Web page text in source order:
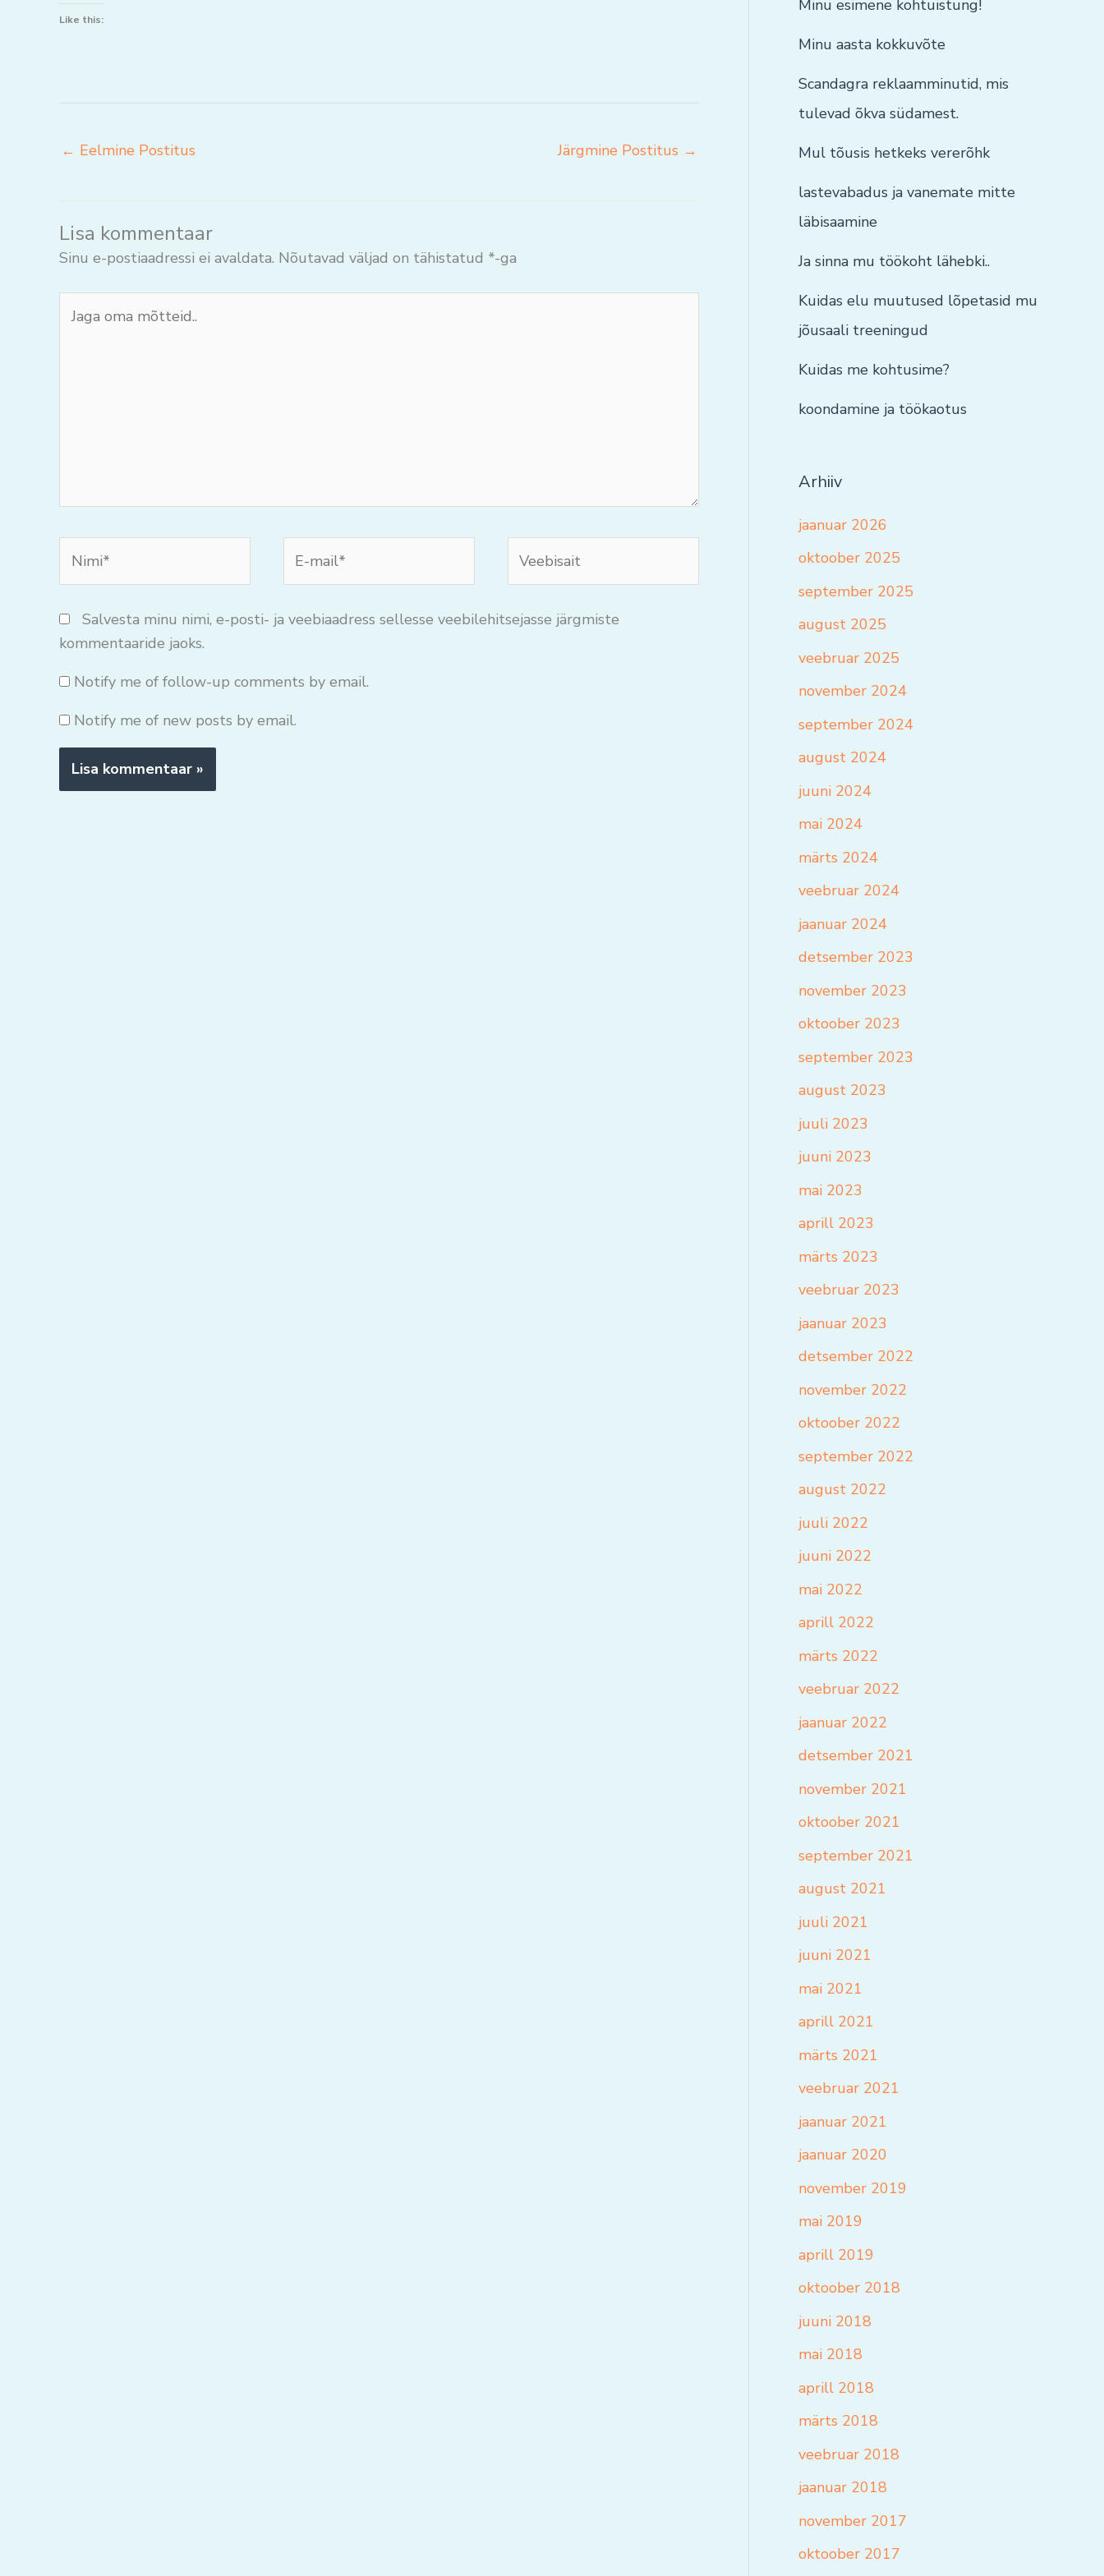
Like this:
← Eelmine Postitus Järgmine Postitus →
Lisa kommentaar
Sinu e-postiaadressi ei avaldata. Nõutavad väljad on tähistatud *-ga
oma
mail*
Salvesta minu nimi, e-posti- ja veebiaadress sellesse veebilehitsejasse järgmiste
kommentaaride jaoks.
Notify me of follow-up comments by email.
Notify me of new posts by email.
Minu esimene kohtuistung!
Minu aasta kokkuvõte
Scandagra reklaamminutid, mis
tulevad õkva südamest.
Mul tõusis hetkeks vererõhk
lastevabadus ja vanemate mitte
läbisaamine
Ja sinna mu töökoht lähebki..
Kuidas elu muutused lõpetasid mu
jõusaali treeningud
Kuidas me kohtusime?
koondamine ja töökaotus
Arhiiv
jaanuar 2026
oktoober 2025
september 2025
august 2025
veebruar 2025
november 2024
september 2024
august 2024
juuni 2024
mai 2024
märts 2024
veebruar 2024
jaanuar 2024
detsember 2023
november 2023
oktoober 2023
september 2023
august 2023
juuli 2023
juuni 2023
mai 2023
aprill 2023
märts 2023
veebruar 2023
jaanuar 2023
detsember 2022
november 2022
oktoober 2022
september 2022
august 2022
juuli 2022
juuni 2022
mai 2022
aprill 2022
märts 2022
veebruar 2022
jaanuar 2022
detsember 2021
november 2021
oktoober 2021
september 2021
august 2021
juuli 2021
juuni 2021
mai 2021
aprill 2021
märts 2021
veebruar 2021
jaanuar 2021
jaanuar 2020
november 2019
mai 2019
aprill 2019
oktoober 2018
juuni 2018
mai 2018
aprill 2018
märts 2018
veebruar 2018
jaanuar 2018
november 2017
oktoober 2017